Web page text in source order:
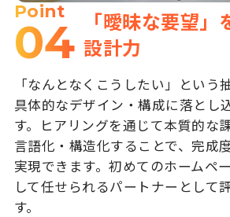
Point
04
「曖昧な要望」
設計力
「なんとなくこうしたい」という
具体的なデザイン・構成に落とし
す。ヒアリングを通じて本質的な
言語化・構造化することで、完成
実現できます。初めてのホームペ
して任せられるパートナーとして
す。